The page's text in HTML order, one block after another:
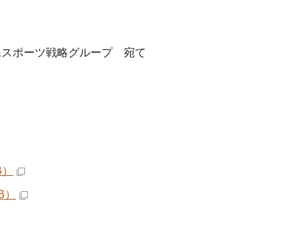
ポーツ戦略グループ 宛て